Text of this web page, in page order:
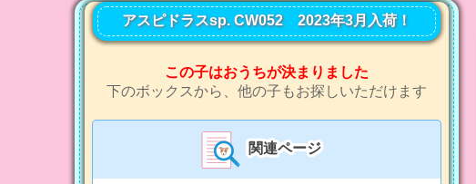
アスピドラスsp. CW052 2023年3月入荷！
この子はおうちが決まりました
下のボックスから、他の子もお探しいただけます
関連ページ